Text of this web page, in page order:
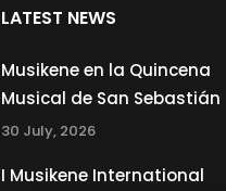
LATEST NEWS
Musikene en la Quincena
Musical de San Sebastián
30 July, 2026
I Musikene International